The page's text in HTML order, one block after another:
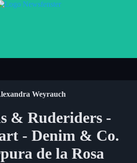
Weyrauch
& Ruderiders -
- Denim & Co.
de la Rosa